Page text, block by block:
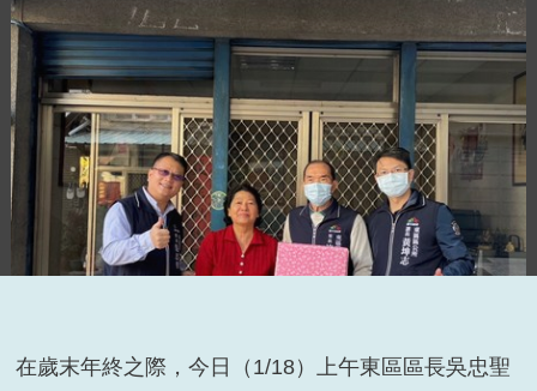
在歲末年終之際，今日（1/18）上午東區區長吳忠聖